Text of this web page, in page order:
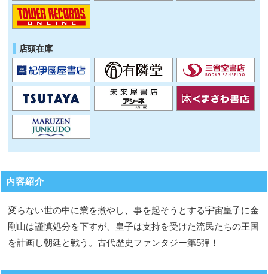
店頭在庫
内容紹介
変らない世の中に業を煮やし、事を起そうとする宇宙皇子に金
剛山は謹慎処分を下すが、皇子は支持を受けた流民たちの王国
を計画し朝廷と戦う。古代歴史ファンタジー第5弾！